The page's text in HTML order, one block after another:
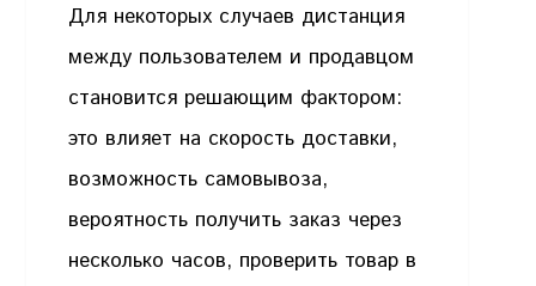
Для некоторых случаев дистанция
между пользователем и продавцом
становится решающим фактором:
это влияет на скорость доставки,
возможность самовывоза,
вероятность получить заказ через
несколько часов, проверить товар в